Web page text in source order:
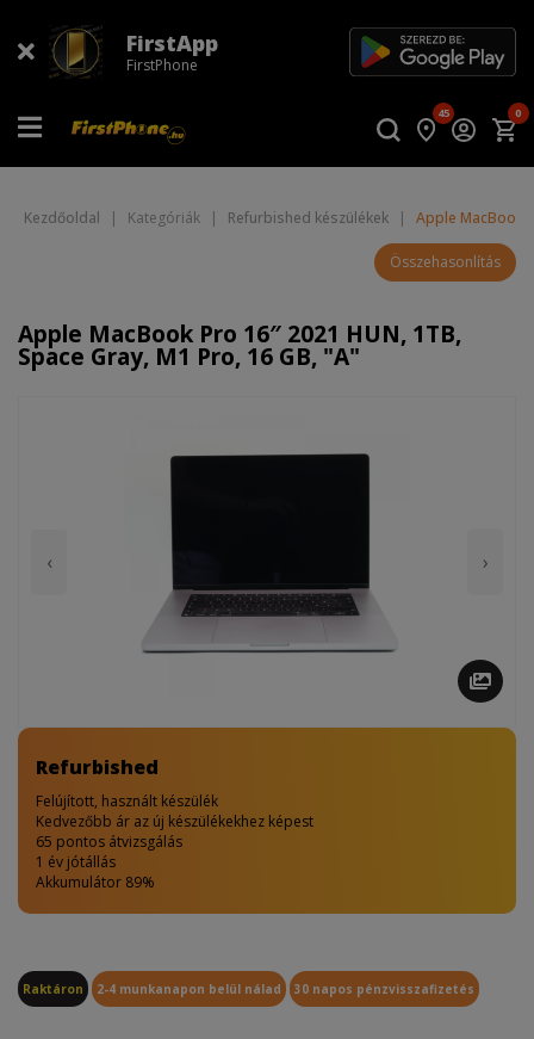
FirstApp
FirstPhone
45 0
Kezdőoldal | Kategóriák | Refurbished készülékek | Apple MacBook
Összehasonlítás
Apple MacBook Pro 16″ 2021 HUN, 1TB,
Space Gray, M1 Pro, 16 GB, "A"
‹ ›
Refurbished
Felújított, használt készülék
Kedvezőbb ár az új készülékekhez képest
65 pontos átvizsgálás
1 év jótállás
Akkumulátor 89%
Raktáron 2-4 munkanapon belül nálad 30 napos pénzvisszafizetés